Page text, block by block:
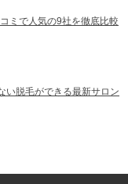
ミで人気の9社を徹底比較
い脱毛ができる最新サロン